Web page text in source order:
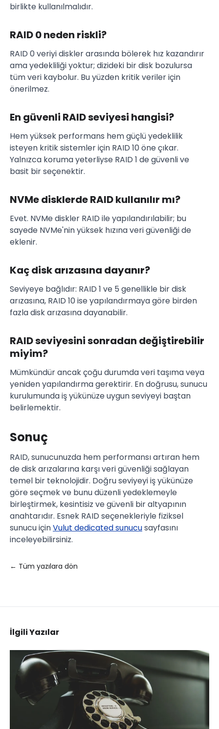
birlikte kullanılmalıdır.
RAID 0 neden riskli?
RAID 0 veriyi diskler arasında bölerek hız kazandırır
ama yedekliliği yoktur; dizideki bir disk bozulursa
tüm veri kaybolur. Bu yüzden kritik veriler için
önerilmez.
En güvenli RAID seviyesi hangisi?
Hem yüksek performans hem güçlü yedeklilik
isteyen kritik sistemler için RAID 10 öne çıkar.
Yalnızca koruma yeterliyse RAID 1 de güvenli ve
basit bir seçenektir.
NVMe disklerde RAID kullanılır mı?
Evet. NVMe diskler RAID ile yapılandırılabilir; bu
sayede NVMe'nin yüksek hızına veri güvenliği de
eklenir.
Kaç disk arızasına dayanır?
Seviyeye bağlıdır: RAID 1 ve 5 genellikle bir disk
arızasına, RAID 10 ise yapılandırmaya göre birden
fazla disk arızasına dayanabilir.
RAID seviyesini sonradan değiştirebilir
miyim?
Mümkündür ancak çoğu durumda veri taşıma veya
yeniden yapılandırma gerektirir. En doğrusu, sunucu
kurulumunda iş yükünüze uygun seviyeyi baştan
belirlemektir.
Sonuç
RAID, sunucunuzda hem performansı artıran hem
de disk arızalarına karşı veri güvenliği sağlayan
temel bir teknolojidir. Doğru seviyeyi iş yükünüze
göre seçmek ve bunu düzenli yedeklemeyle
birleştirmek, kesintisiz ve güvenli bir altyapının
anahtarıdır. Esnek RAID seçenekleriyle fiziksel
sunucu içinVulut dedicated sunucusayfasını
inceleyebilirsiniz.
← Tüm yazılara dön
İlgili Yazılar